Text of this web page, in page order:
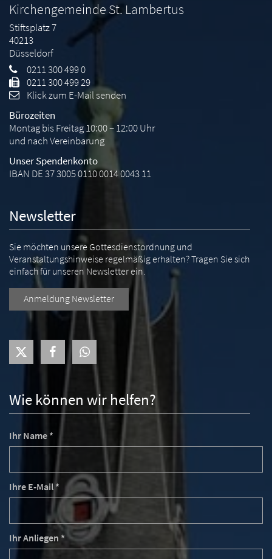
Wie können wir helfen?
Ihr Name *
Ihre E-Mail *
Ihr Anliegen *
Kirchengemeinde St. Lambertus
Stiftsplatz 7
40213
Düsseldorf
0211 300 499 0
0211 300 499 29
Klick zum E-Mail senden
Bürozeiten
Montag bis Freitag 10:00 – 12:00 Uhr
und nach Vereinbarung
Unser Spendenkonto
IBAN DE 37 3005 0110 0014 0043 11
Newsletter
Sie möchten unsere Gottesdienstordnung und
Veranstaltungshinweise regelmäßig erhalten? Tragen Sie sich
einfach für unseren Newsletter ein.
Anmeldung Newsletter